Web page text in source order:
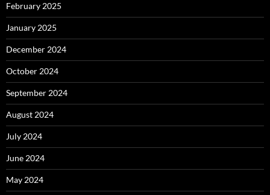
February 2025
January 2025
December 2024
October 2024
September 2024
August 2024
July 2024
June 2024
May 2024